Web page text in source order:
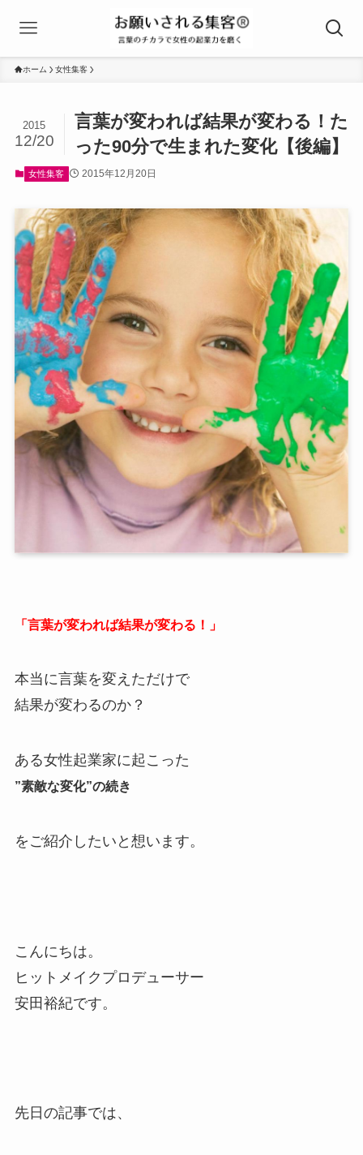
ホーム 女性集客
言葉が変われば結果が変わる！た
った90分で生まれた変化【後編】
2015
12/20
女性集客 2015年12月20日
「言葉が変われば結果が変わる！」
本当に言葉を変えただけで
結果が変わるのか？
ある女性起業家に起こった
”素敵な変化”の続き
をご紹介したいと想います。
こんにちは。
ヒットメイクプロデューサー
安田裕紀です。
先日の記事では、